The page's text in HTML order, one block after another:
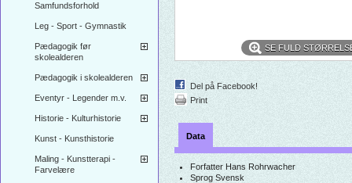
Samfundsforhold
Leg - Sport - Gymnastik
Pædagogik før
skolealderen
Pædagogik i skolealderen
Eventyr - Legender m.v.
Historie - Kulturhistorie
Kunst - Kunsthistorie
Maling - Kunstterapi -
Farvelære
SE FULD
Del på Facebook!
Print
Data
Forfatter Hans Rohrwacher
Sprog Svensk